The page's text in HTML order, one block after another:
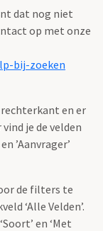
dat nog niet
op met onze
bij-zoeken
rechterkant en er
je de velden
’Aanvrager’
de filters te
‘Alle Velden’.
en ‘Met